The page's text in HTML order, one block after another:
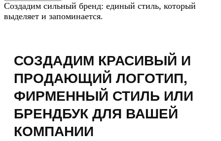
Создадим сильный бренд: единый стиль, который
выделяет и запоминается.
СОЗДАДИМ КРАСИВЫЙ И
ПРОДАЮЩИЙ ЛОГОТИП,
ФИРМЕННЫЙ СТИЛЬ ИЛИ
БРЕНДБУК ДЛЯ ВАШЕЙ
КОМПАНИИ